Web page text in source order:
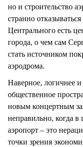
но и строительство
странно
Центрального есть
города, о чем сам
стать источником
аэродрома.
Наверное, логичнее и
общественное
новым концертным
неправильно, когда в
аэропорт – это
точки зрения